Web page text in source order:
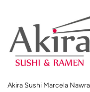
Akira Sushi Marcela